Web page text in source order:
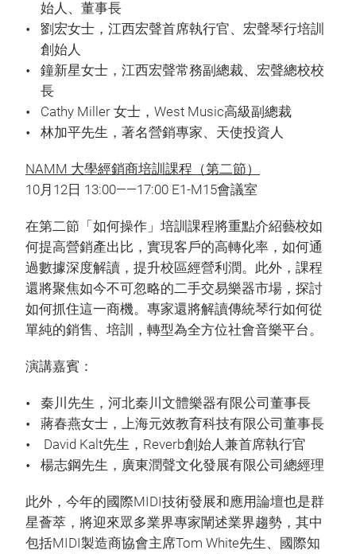
始人、董事長
劉宏女士，江西宏聲首席執行官、宏聲琴行培訓
創始人
鐘新星女士，江西宏聲常務副總裁、宏聲總校校
長
Cathy Miller 女士，West Music高級副總裁
林加平先生，著名營銷專家、天使投資人
NAMM 大學經銷商培訓課程（第二節）
10月12日 13:00——17:00 E1-M15會議室
在第二節「如何操作」培訓課程將重點介紹藝校如
何提高營銷產出比，實現客戶的高轉化率，如何通
過數據深度解讀，提升校區經營利潤。此外，課程
還將聚焦如今不可忽略的二手交易樂器市場，探討
如何抓住這一商機。專家還將解讀傳統琴行如何從
單純的銷售、培訓，轉型為全方位社會音樂平台。
演講嘉賓：
秦川先生，河北秦川文體樂器有限公司董事長
蔣春燕女士，上海元效教育科技有限公司董事長
David Kalt先生，Reverb創始人兼首席執行官
楊志鋼先生，廣東潤聲文化發展有限公司總經理
此外，今年的國際MIDI技術發展和應用論壇也是群
星薈萃，將迎來眾多業界專家闡述業界趨勢，其中
包括MIDI製造商協會主席Tom White先生、國際知